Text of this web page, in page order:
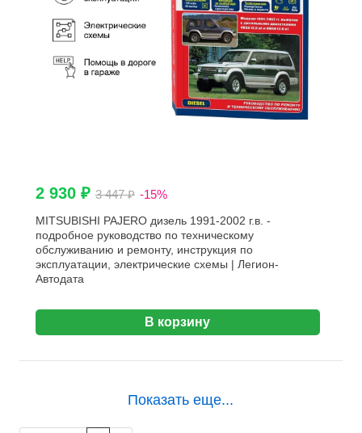
2 930 ₽ 3 447 ₽ -15%
MITSUBISHI PAJERO дизель 1991-2002 г.в. -
подробное руководство по техническому
обслуживанию и ремонту, инструкция по
эксплуатации, электрические схемы | Легион-
Aвтодата
В корзину
Показать еще...